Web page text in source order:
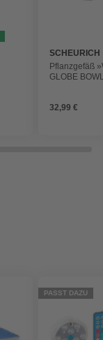
SCHEURICH
Pflanzgefäß
GLOBE
32,99 €
PASST DAZU